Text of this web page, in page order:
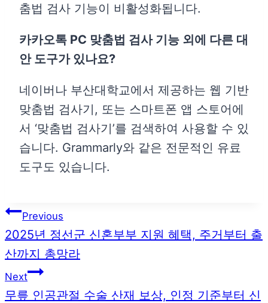
춤법 검사 기능이 비활성화됩니다.
카카오톡 PC 맞춤법 검사 기능 외에 다른 대
안 도구가 있나요?
네이버나 부산대학교에서 제공하는 웹 기반
맞춤법 검사기, 또는 스마트폰 앱 스토어에
서 ‘맞춤법 검사기’를 검색하여 사용할 수 있
습니다. Grammarly와 같은 전문적인 유료
도구도 있습니다.
글
탐
색
Previous
2025년 정선군 신혼부부 지원 혜택, 주거부터 출
산까지 총망라
Next
무릎 인공관절 수술 산재 보상, 인정 기준부터 신